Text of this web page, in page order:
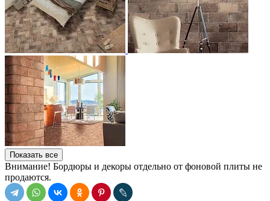
Показать все
Внимание! Бордюры и декоры отдельно от фоновой плиты не
продаются.